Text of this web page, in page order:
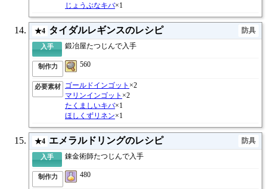
じょうぶなキバ×1
★4 タイダルレギンスのレシピ 防具
入手 鍛冶屋たつじんで入手
制作力 560
必要素材 ゴールドインゴット ×2
マリンインゴット ×2
たくましいキバ×1
ほしくずリネン×1
★4 エメラルドリングのレシピ 防具
入手 錬金術師たつじんで入手
制作力 480